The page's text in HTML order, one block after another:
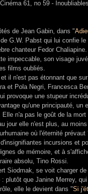
61, no 59 -
de Jean Gabin, dans "
G.W. Pabst qui lui confie le
chanteur Fedor
impeccable, son visage
films oubliés.
il n'est pas étonnant que
et Pola Negri, Francesca
provoque une stupeur
qu'une principauté, un
n'a pas le goût de la mort
jour elle n'est plus, au
où l'éternité prévaut
incursions et
de mémoire, et à
absolu, Tino Rossi.
Siodmak, se voit charger de
: plutôt que Janine Merrey,
elle le devient dans "Si